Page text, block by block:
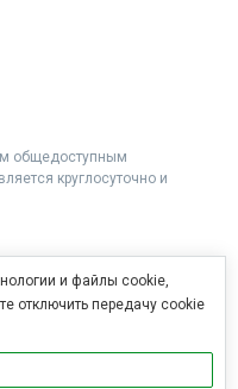
общедоступным
круглосуточно и
и файлы cookie,
отключить передачу cookie